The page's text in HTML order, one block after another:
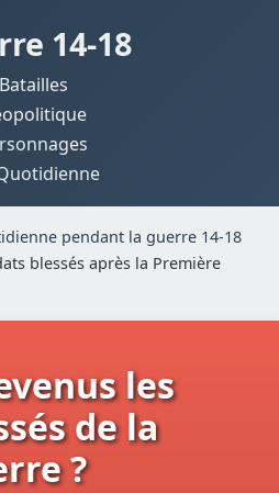
14-18
Batailles
pendant la guerre 14-18
blessés après la Première
les
de la
?